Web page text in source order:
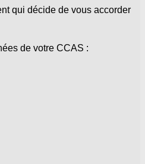
qui décide de vous accorder
de votre CCAS :